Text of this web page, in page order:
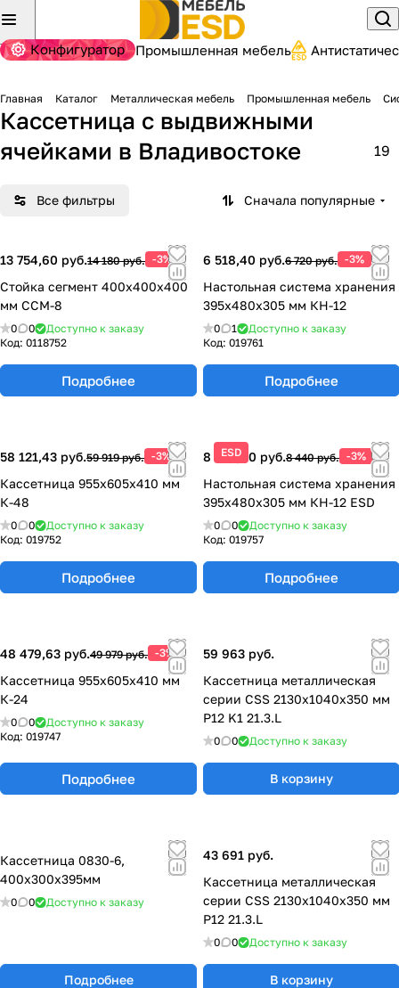
Конфигуратор Промышленная мебель
Главная Каталог Металлическая мебель Промышленная мебель
Кассетница с выдвижными
ячейками в Владивостоке 19
Все фильтры Сначала популярные
13 754,60 руб.14 180 руб. -3%
Стойка сегмент 400х400х400
мм ССМ-8
0 0
Доступно к заказу
Код: 0118752
Подробнее
6 518,40 руб.6 720 руб. -3%
Настольная система хранения
395х480х305 мм КН-12
0 1
Доступно к заказу
Код: 019761
Подробнее
58 121,43 руб.59 919 руб. -3%
Кассетница 955х605х410 мм
К-48
0 0
Доступно к заказу
Код: 019752
Подробнее
ESD
8 186,80 руб.8 440 руб. -3%
Настольная система хранения
395х480х305 мм КН-12 ESD
0 0
Доступно к заказу
Код: 019757
Подробнее
48 479,63 руб.49 979 руб. -3%
Кассетница 955х605х410 мм
К-24
0 0
Доступно к заказу
Код: 019747
Подробнее
59 963 руб.
Кассетница металлическая
серии CSS 2130x1040x350 мм
P12 K1 21.3.L
0 0 Доступно к заказу
В корзину
Кассетница 0830-6,
400x300x395мм
0 0 Доступно к заказу
Подробнее
43 691 руб.
Кассетница металлическая
серии CSS 2130x1040x350 мм
P12 21.3.L
0 0 Доступно к заказу
В корзину